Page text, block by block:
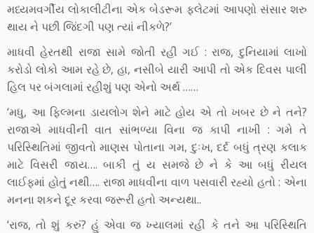
મધ્યમવર્ગીય લોકાલીટીના એક બેડરૂમ ફ્લેટમાં આપણો સંસાર શરુ
થાય ને પછી જિંદગી પણ ત્યાં નીકળે?’
માધવી હેરતથી રાજા સામે જોતી રહી ગઈ : રાજ, દુનિયામાં લાખો
કરોડો લોકો આમ રહે છે, હા, નસીબે યારી આપી તો એક દિવસ પાલી
હિલ પર બંગલામાં રહીશું પણ એનો અર્થ ……
‘મધુ, આ ફિલ્મના ડાયલોગ શેને માટે હોય એ તો ખબર છે ને તને?
રાજાએ માધવીની વાત સાંભળ્યા વિના જ કાપી નાખી : ગમે તે
પરિસ્થિતિમાં જીવતો માણસ પોતાના ગમ, દુઃખ, દર્દ બધું ત્રણ કલાક
માટે વિસરી જાય…. બાકી તું ય સમજે છે ને કે આ બધું રીયલ
લાઈફમાં હોતું નથી…. રાજા માધવીના વાળ પસવારી રહ્યો હતો : એના
મનના શકને દૂર કરવા જરૂરી હતો અન્યથા..
‘રાજ, તો શું કરું? હું એવા જ ખ્યાલમાં રહી કે તને આ પરિસ્થિતિ